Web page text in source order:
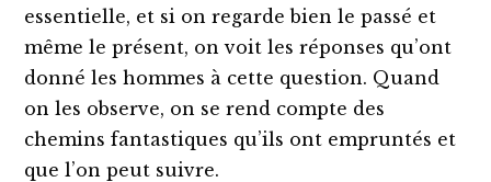
essentielle, et si on regarde bien le passé et
même le présent, on voit les réponses qu’ont
donné les hommes à cette question. Quand
on les observe, on se rend compte des
chemins fantastiques qu’ils ont empruntés et
que l’on peut suivre.